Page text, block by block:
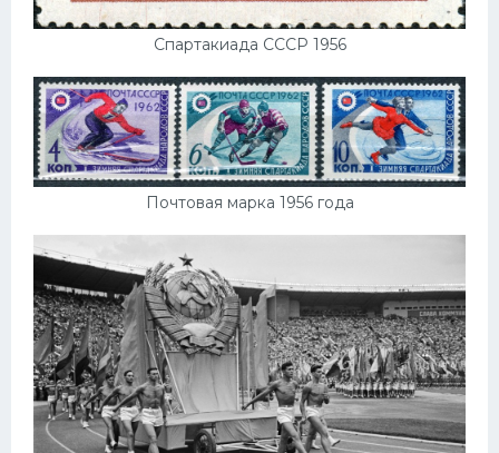
Спартакиада СССР 1956
Почтовая марка 1956 года